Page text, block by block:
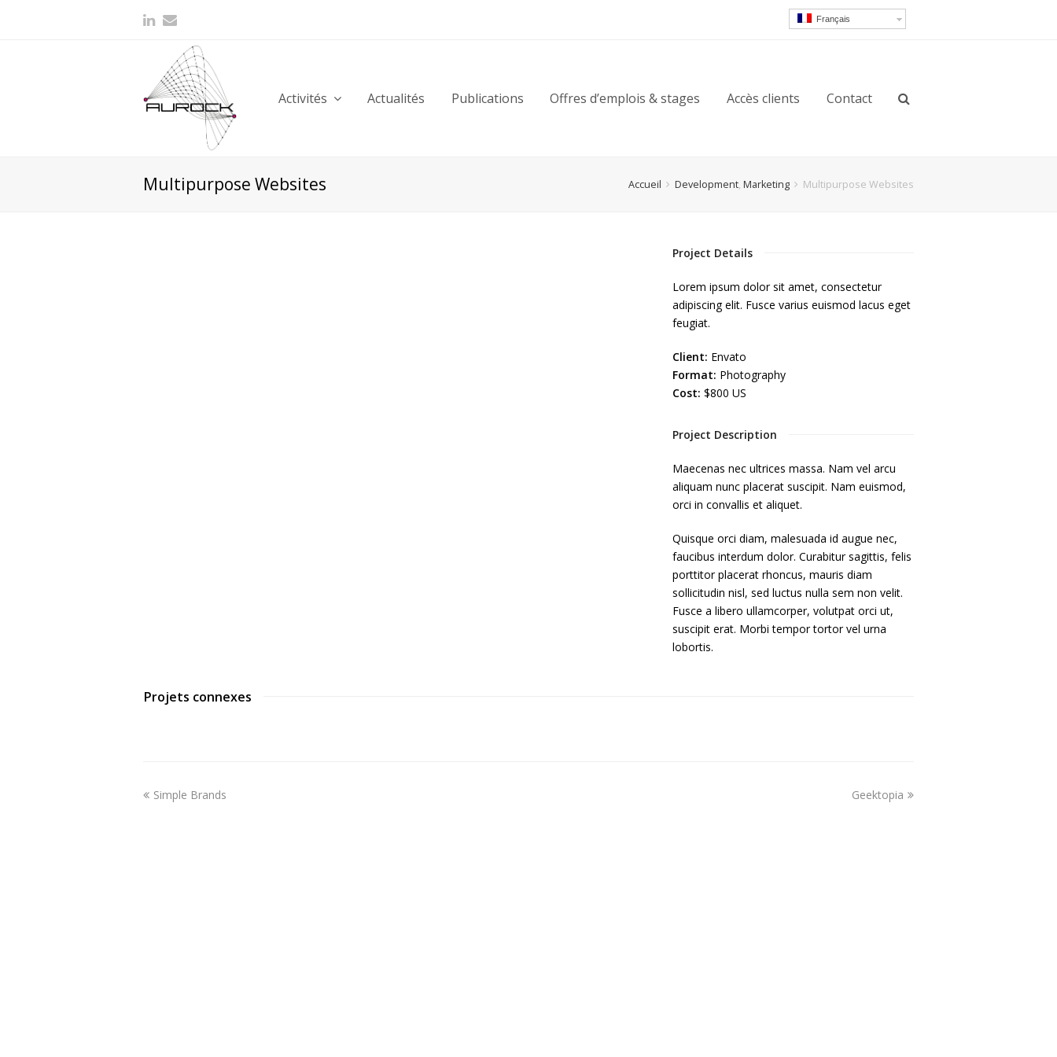
Français
Activités Actualités Publications Offres d’emplois & stages Accès clients Contact
Multipurpose Websites Accueil Development, Marketing Multipurpose Websites
Project Details
Lorem ipsum dolor sit amet, consectetur
adipiscing elit. Fusce varius euismod lacus eget
feugiat.
Client: Envato
Format: Photography
Cost: $800 US
Project Description
Maecenas nec ultrices massa. Nam vel arcu
aliquam nunc placerat suscipit. Nam euismod,
orci in convallis et aliquet.
Quisque orci diam, malesuada id augue nec,
faucibus interdum dolor. Curabitur sagittis, felis
porttitor placerat rhoncus, mauris diam
sollicitudin nisl, sed luctus nulla sem non velit.
Fusce a libero ullamcorper, volutpat orci ut,
suscipit erat. Morbi tempor tortor vel urna
lobortis.
Projets connexes
Simple Brands Geektopia